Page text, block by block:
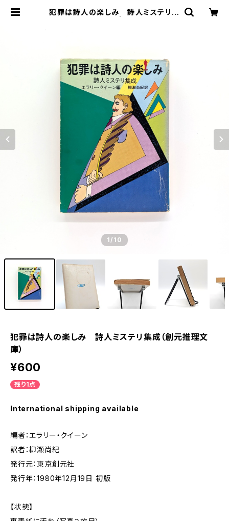
犯罪は詩人の楽しみ 詩人ミステリ集
1/10
犯罪は詩人の楽しみ 詩人ミステリ集成（創元推理文
庫）
¥600
残り1点
International shipping available
編者：エラリー・クイーン
訳者：柳瀬尚紀
発行元：東京創元社
発行年：1980年12月19日 初版
【状態】